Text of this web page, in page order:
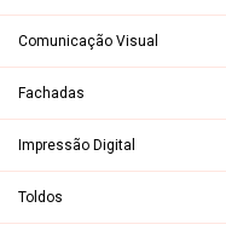
Comunicação Visual
Fachadas
Impressão Digital
Toldos